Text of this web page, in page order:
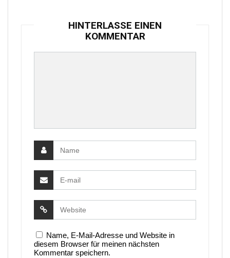
HINTERLASSE EINEN
KOMMENTAR
Name, E-Mail-Adresse und Website in
diesem Browser für meinen nächsten
Kommentar speichern.